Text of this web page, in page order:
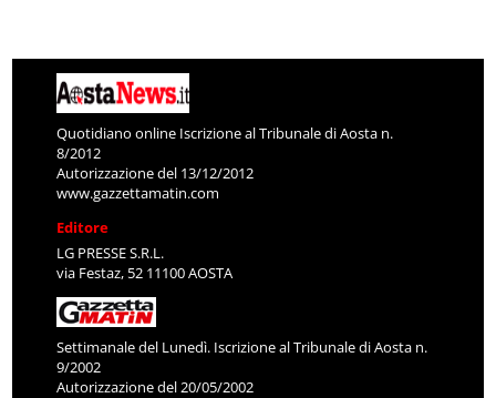
Quotidiano online Iscrizione al Tribunale di Aosta n.
8/2012
Autorizzazione del 13/12/2012
www.gazzettamatin.com
Editore
LG PRESSE S.R.L.
via Festaz, 52 11100 AOSTA
Settimanale del Lunedì. Iscrizione al Tribunale di Aosta n.
9/2002
Autorizzazione del 20/05/2002